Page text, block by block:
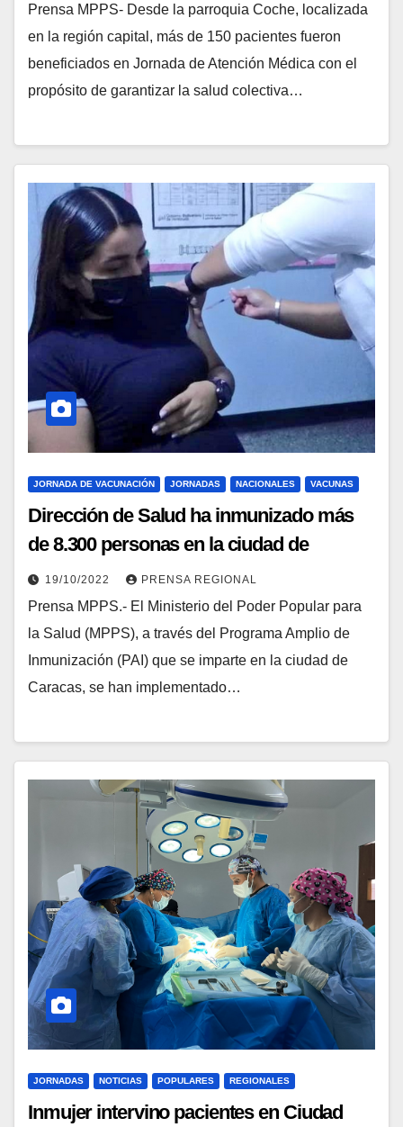
Prensa MPPS- Desde la parroquia Coche, localizada
en la región capital, más de 150 pacientes fueron
beneficiados en Jornada de Atención Médica con el
propósito de garantizar la salud colectiva…
JORNADA DE VACUNACIÓN JORNADAS NACIONALES VACUNAS
Dirección de Salud ha inmunizado más
de 8.300 personas en la ciudad de
Caracas
19/10/2022 PRENSA REGIONAL
Prensa MPPS.- El Ministerio del Poder Popular para
la Salud (MPPS), a través del Programa Amplio de
Inmunización (PAI) que se imparte en la ciudad de
Caracas, se han implementado…
JORNADAS NOTICIAS POPULARES REGIONALES
Inmujer intervino pacientes en Ciudad